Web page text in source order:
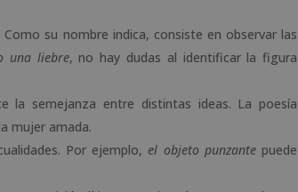
su nombre indica, consiste en observar las
una liebre, no hay dudas al identificar la figura
la semejanza entre distintas ideas. La poesía
mujer amada.
Por ejemplo, el objeto punzantepuede